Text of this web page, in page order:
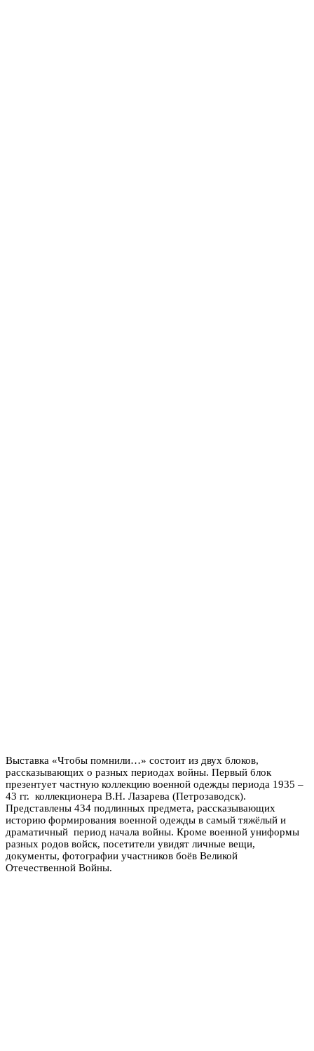
Выставка «Чтобы помнили…» состоит из двух блоков,
рассказывающих о разных периодах войны. Первый блок
презентует частную коллекцию военной одежды периода 1935 –
43 гг. коллекционера В.Н. Лазарева (Петрозаводск).
Представлены 434 подлинных предмета, рассказывающих
историю формирования военной одежды в самый тяжёлый и
драматичный период начала войны. Кроме военной униформы
разных родов войск, посетители увидят личные вещи,
документы, фотографии участников боёв Великой
Отечественной Войны.